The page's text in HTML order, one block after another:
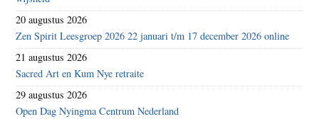
20 augustus 2026
Zen Spirit Leesgroep 2026 22 januari t/m 17 december 2026 online
21 augustus 2026
Sacred Art en Kum Nye retraite
29 augustus 2026
Open Dag Nyingma Centrum Nederland